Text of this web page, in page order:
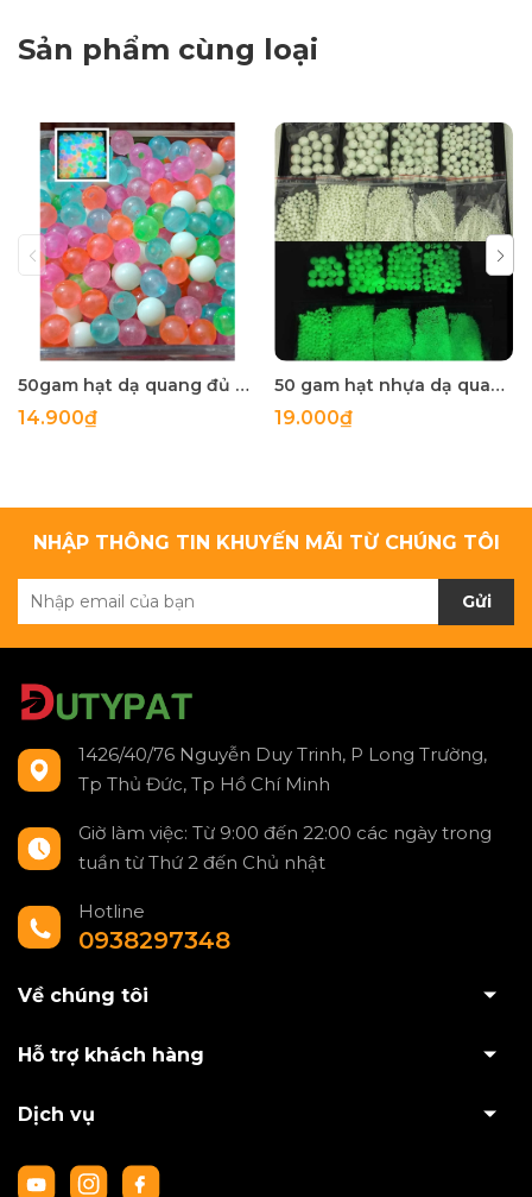
Sản phẩm cùng loại
50gam hạt dạ quang đủ màu 6mm, 8mm, 10mm, 12mm, hạt nhựa tròn
14.900₫
50 gam hạt nhựa dạ quang tròn đủ size 4mm, 5mm, 6mm, 8mm, 10mm, 12mm, 14mm, 16mm ,18mm , 10mm, 22mm, 25mm
19.000₫
NHẬP THÔNG TIN KHUYẾN MÃI TỪ CHÚNG TÔI
Gửi
1426/40/76 Nguyễn Duy Trinh, P Long Trường,
Tp Thủ Đức, Tp Hồ Chí Minh
Giờ làm việc: Từ 9:00 đến 22:00 các ngày trong
tuần từ Thứ 2 đến Chủ nhật
Hotline
0938297348
Về chúng tôi
Hỗ trợ khách hàng
Dịch vụ